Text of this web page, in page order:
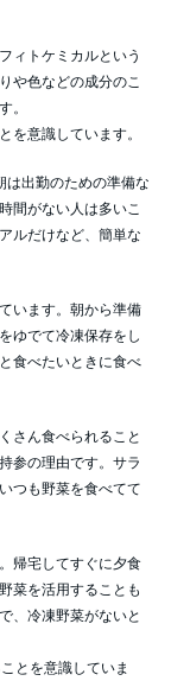
ィトケミカルという
や色などの成分のこ
。
を意識しています。
出勤のための準備な
間がない人は多いこ
ルだけなど、簡単な
います。朝から準備
ゆでて冷凍保存をし
食べたいときに食べ
さん食べられること
参の理由です。サラ
つも野菜を食べてて
帰宅してすぐに夕食
菜を活用することも
、冷凍野菜がないと
とを意識していま